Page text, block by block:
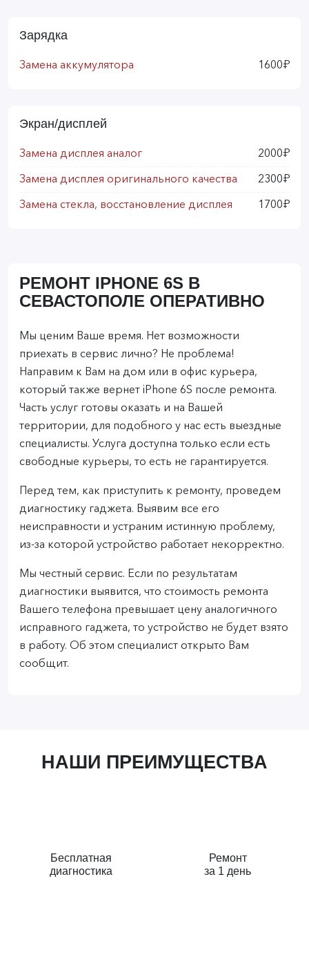
Зарядка
Замена аккумулятора 1600₽
Экран/дисплей
Замена дисплея аналог 2000₽
Замена дисплея оригинального качества 2300₽
Замена стекла, восстановление дисплея 1700₽
РЕМОНТ IPHONE 6S В
СЕВАСТОПОЛЕ ОПЕРАТИВНО
Мы ценим Ваше время. Нет возможности
приехать в сервис лично? Не проблема!
Направим к Вам на дом или в офис курьера,
который также вернет iPhone 6S после ремонта.
Часть услуг готовы оказать и на Вашей
территории, для подобного у нас есть выездные
специалисты. Услуга доступна только если есть
свободные курьеры, то есть не гарантируется.
Перед тем, как приступить к ремонту, проведем
диагностику гаджета. Выявим все его
неисправности и устраним истинную проблему,
из-за которой устройство работает некорректно.
Мы честный сервис. Если по результатам
диагностики выявится, что стоимость ремонта
Вашего телефона превышает цену аналогичного
исправного гаджета, то устройство не будет взято
в работу. Об этом специалист открыто Вам
сообщит.
НАШИ ПРЕИМУЩЕСТВА
Бесплатная
диагностика
Ремонт
за 1 день